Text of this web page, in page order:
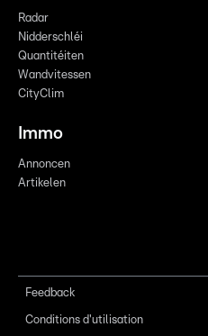
Radar
Nidderschléi
Quantitéiten
Wandvitessen
CityClim
Immo
Annoncen
Artikelen
Feedback
Conditions d'utilisation